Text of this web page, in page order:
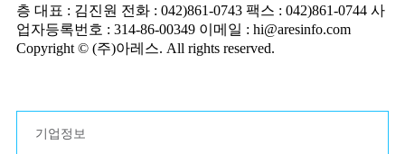
층 대표 : 김진원 전화 : 042)861-0743 팩스 : 042)861-0744 사
업자등록번호 : 314-86-00349 이메일 : hi@aresinfo.com
Copyright © (주)아레스. All rights reserved.
기업정보